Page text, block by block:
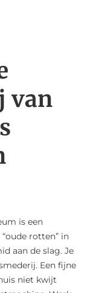
van
is een
rotten” in
aan de slag. Je
Een fijne
niet kwijt